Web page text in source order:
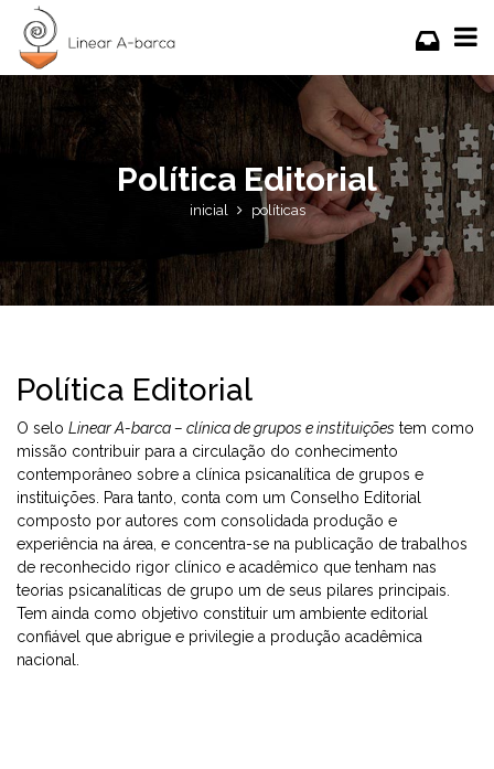
Política Editorial
inicial políticas
Política Editorial
O selo Linear A-barca – clínica de grupos e instituições tem como
missão contribuir para a circulação do conhecimento
contemporâneo sobre a clínica psicanalítica de grupos e
instituições. Para tanto, conta com um Conselho Editorial
composto por autores com consolidada produção e
experiência na área, e concentra-se na publicação de trabalhos
de reconhecido rigor clínico e acadêmico que tenham nas
teorias psicanalíticas de grupo um de seus pilares principais.
Tem ainda como objetivo constituir um ambiente editorial
confiável que abrigue e privilegie a produção acadêmica
nacional.